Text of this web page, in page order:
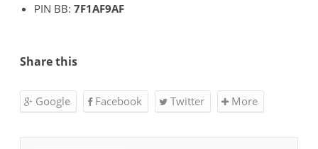
PIN BB: 7F1AF9AF
Share this
Google Facebook Twitter More